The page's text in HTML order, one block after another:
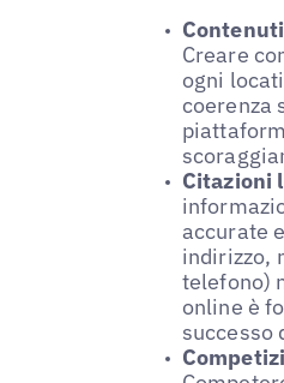
Creare
ogni
coerenza
Citazioni
accurate
indirizzo,
telefono)
online è
successo